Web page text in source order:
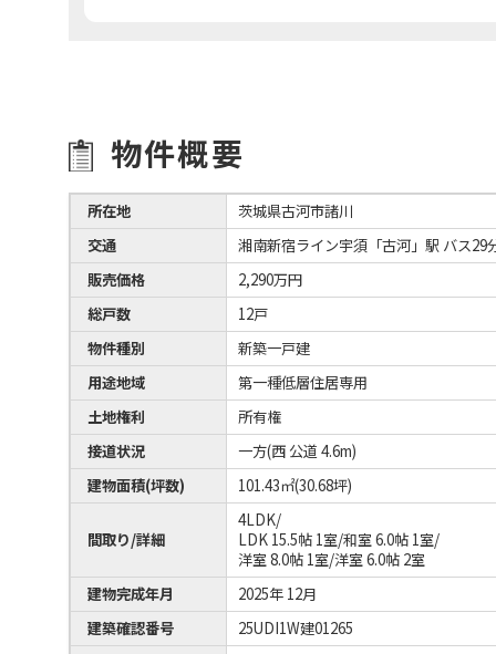
物件概要
所在地
茨城県古河市諸川
交通
湘南新宿ライン宇須「古河」駅 バス29
販売価格
2,290万円
総戸数
12戸
物件種別
新築一戸建
用途地域
第一種低層住居専用
土地権利
所有権
接道状況
一方(西 公道 4.6m)
建物面積(坪数)
101.43㎡(30.68坪)
間取り/詳細
4LDK/
LDK 15.5帖 1室/和室 6.0帖 1室/
洋室 8.0帖 1室/洋室 6.0帖 2室
建物完成年月
2025年 12月
建築確認番号
25UDI1W建01265